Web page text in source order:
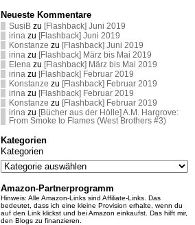
Neueste Kommentare
SusiB zu [Flashback] Juni 2019
irina zu [Flashback] Juni 2019
Konstanze zu [Flashback] Juni 2019
irina zu [Flashback] März bis Mai 2019
Elena zu [Flashback] März bis Mai 2019
irina zu [Flashback] Februar 2019
Konstanze zu [Flashback] Februar 2019
irina zu [Flashback] Februar 2019
Konstanze zu [Flashback] Februar 2019
irina zu [Bücher aus der Hölle] A.M. Hargrove:
From Smoke to Flames (West Brothers #3)
Kategorien
Kategorien
Amazon-Partnerprogramm
Hinweis: Alle Amazon-Links sind Affiliate-Links. Das
bedeutet, dass ich eine kleine Provision erhalte, wenn du
auf den Link klickst und bei Amazon einkaufst. Das hilft mir,
den Blogs zu finanzieren.